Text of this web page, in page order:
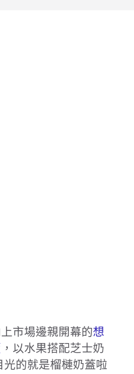
市場邊親開幕的想
，以水果搭配芝士奶
的就是榴槤奶蓋啦